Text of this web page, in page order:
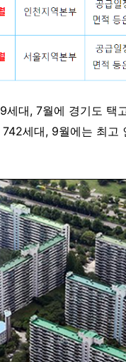
대, 7월에 경기도 택
세대, 9월에는 최고